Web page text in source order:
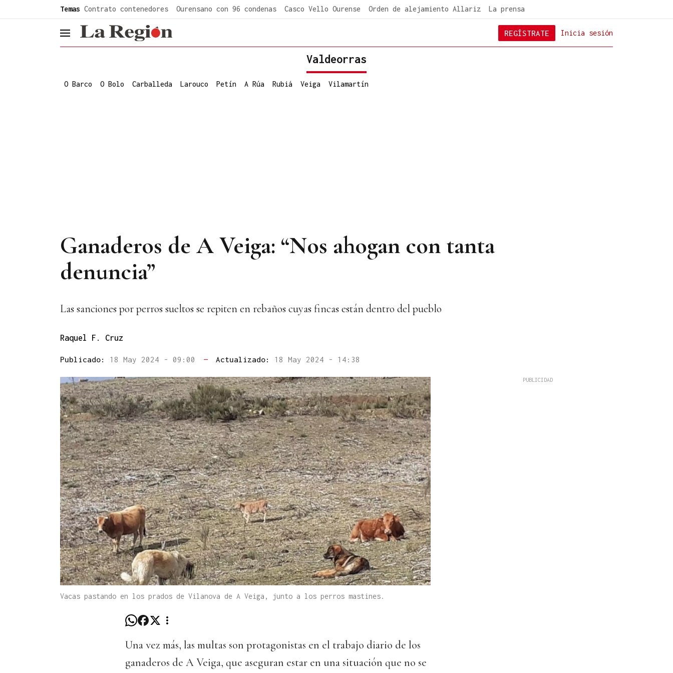
Temas Contrato contenedores Ourensano con 96 condenas Casco Vello Ourense Orden de alejamiento Allariz La prensa
header.menu.open Inicia sesión
REGÍSTRATE
Valdeorras
O Barco O Bolo Carballeda Larouco Petín A Rúa Rubiá Veiga Vilamartín
Ganaderos de A Veiga: “Nos ahogan con tanta
denuncia”
Las sanciones por perros sueltos se repiten en rebaños cuyas fincas están dentro del pueblo
Raquel F. Cruz
Publicado: 18 May 2024 - 09:00 — Actualizado: 18 May 2024 - 14:38
Vacas pastando en los prados de Vilanova de A Veiga, junto a los perros mastines.
Una vez más, las multas son protagonistas en el trabajo diario de los
ganaderos de A Veiga, que aseguran estar en una situación que no se